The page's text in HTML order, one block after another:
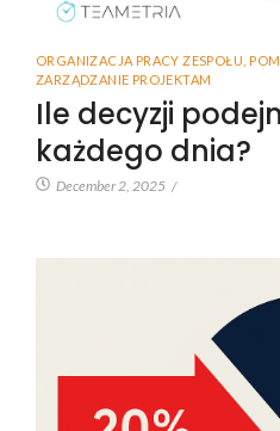
ORGANIZACJA PRACY ZESPOŁU
ZARZĄDZANIE PROJEKTAM
Ile decyzji
każdego dnia?
December 2, 2025 /